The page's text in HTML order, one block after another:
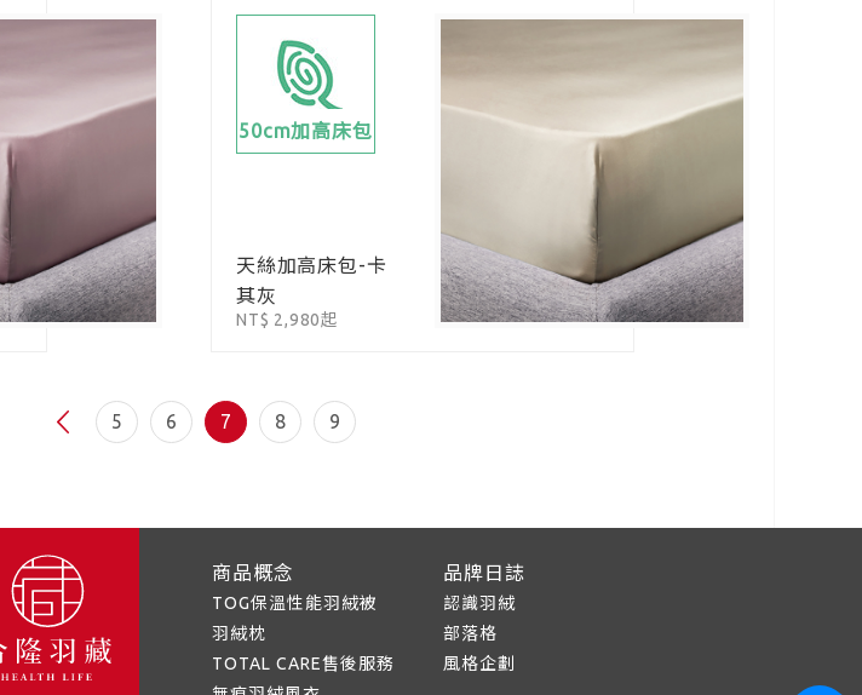
50cm加高床包
天絲加高床包-卡
其灰
NT$ 2,980起
5 6 7 8 9
商品概念
TOG保溫性能羽絨被
羽絨枕
TOTAL CARE售後服務
品牌日誌
認識羽絨
部落格
風格企劃